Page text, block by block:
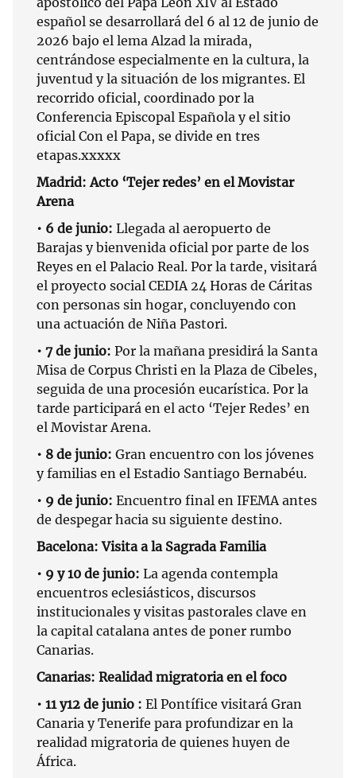
español se desarrollará del 6 al 12 de junio de
2026 bajo el lema Alzad la mirada,
centrándose especialmente en la cultura, la
juventud y la situación de los migrantes. El
recorrido oficial, coordinado por la
Conferencia Episcopal Española y el sitio
oficial Con el Papa, se divide en tres
etapas.xxxxx
Madrid: Acto ‘Tejer redes’ en el Movistar
Arena
• 6 de junio: Llegada al aeropuerto de
Barajas y bienvenida oficial por parte de los
Reyes en el Palacio Real. Por la tarde, visitará
el proyecto social CEDIA 24 Horas de Cáritas
con personas sin hogar, concluyendo con
una actuación de Niña Pastori.
• 7 de junio: Por la mañana presidirá la Santa
Misa de Corpus Christi en la Plaza de Cibeles,
seguida de una procesión eucarística. Por la
tarde participará en el acto ‘Tejer Redes’ en
el Movistar Arena.
• 8 de junio: Gran encuentro con los jóvenes
y familias en el Estadio Santiago Bernabéu.
• 9 de junio: Encuentro final en IFEMA antes
de despegar hacia su siguiente destino.
Bacelona: Visita a la Sagrada Familia
• 9 y 10 de junio: La agenda contempla
encuentros eclesiásticos, discursos
institucionales y visitas pastorales clave en
la capital catalana antes de poner rumbo
Canarias.
Canarias: Realidad migratoria en el foco
• 11 y12 de junio : El Pontífice visitará Gran
Canaria y Tenerife para profundizar en la
realidad migratoria de quienes huyen de
África.